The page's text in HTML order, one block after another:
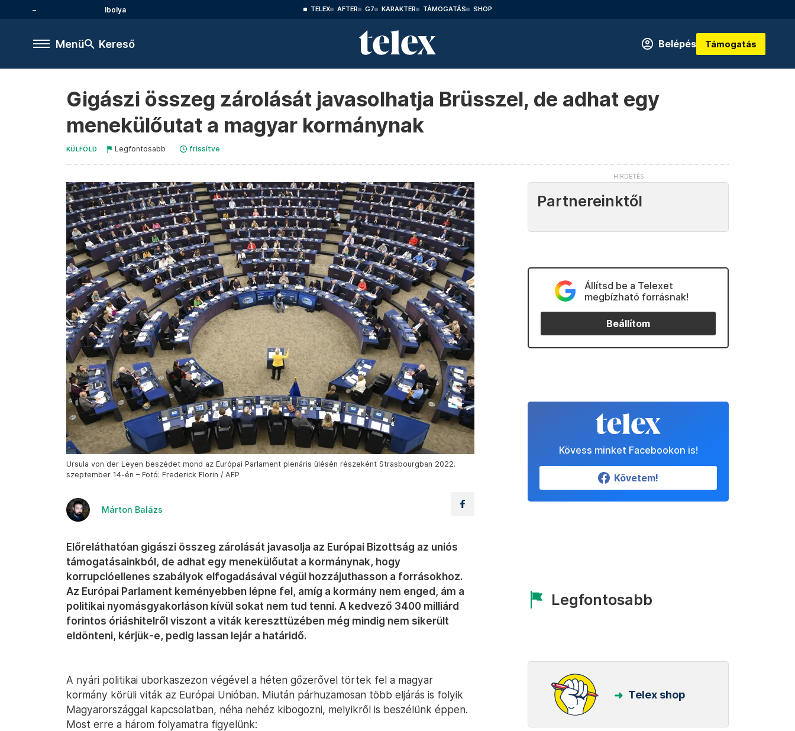
Ibolya TELEX AFTER G7 KARAKTER TÁMOGATÁS SHOP
Menü Kereső Belépés Támogatás
Gigászi összeg zárolását javasolhatja Brüsszel, de adhat egy
menekülőutat a magyar kormánynak
KÜLFÖLD Legfontosabb frissítve
Ursula von der Leyen beszédet mond az Európai Parlament plenáris ülésén részeként Strasbourgban 2022.
szeptember 14-én – Fotó: Frederick Florin / AFP
Márton Balázs
Előreláthatóan gigászi összeg zárolását javasolja az Európai Bizottság az uniós
támogatásainkból, de adhat egy menekülőutat a kormánynak, hogy
korrupcióellenes szabályok elfogadásával végül hozzájuthasson a forrásokhoz.
Az Európai Parlament keményebben lépne fel, amíg a kormány nem enged, ám a
politikai nyomásgyakorláson kívül sokat nem tud tenni. A kedvező 3400 milliárd
forintos óriáshitelről viszont a viták kereszttüzében még mindig nem sikerült
eldönteni, kérjük-e, pedig lassan lejár a határidő.
A nyári politikai uborkaszezon végével a héten gőzerővel törtek fel a magyar
kormány körüli viták az Európai Unióban. Miután párhuzamosan több eljárás is folyik
Magyarországgal kapcsolatban, néha nehéz kibogozni, melyikről is beszélünk éppen.
Most erre a három folyamatra figyelünk:
Partnereinktől
Állítsd be a Telexet
megbízható forrásnak!
Beállítom
Kövess minket Facebookon is!
Követem!
Legfontosabb
Telex shop